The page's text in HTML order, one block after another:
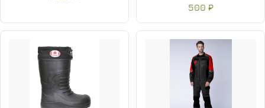
500 ₽